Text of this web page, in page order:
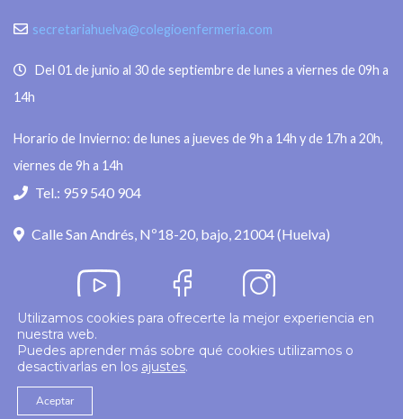
secretariahuelva@colegioenfermeria.com
Del 01 de junio al 30 de septiembre de lunes a viernes de 09h a
14h
Horario de Invierno: de lunes a jueves de 9h a 14h y de 17h a 20h,
viernes de 9h a 14h
Tel.: 959 540 904
Calle San Andrés, Nº18-20, bajo, 21004 (Huelva)
© 2026 Colegio Enfermería Huelva
Utilizamos cookies para ofrecerte la mejor experiencia en
nuestra web.
Puedes aprender más sobre qué cookies utilizamos o
desactivarlas en los ajustes.
Aceptar